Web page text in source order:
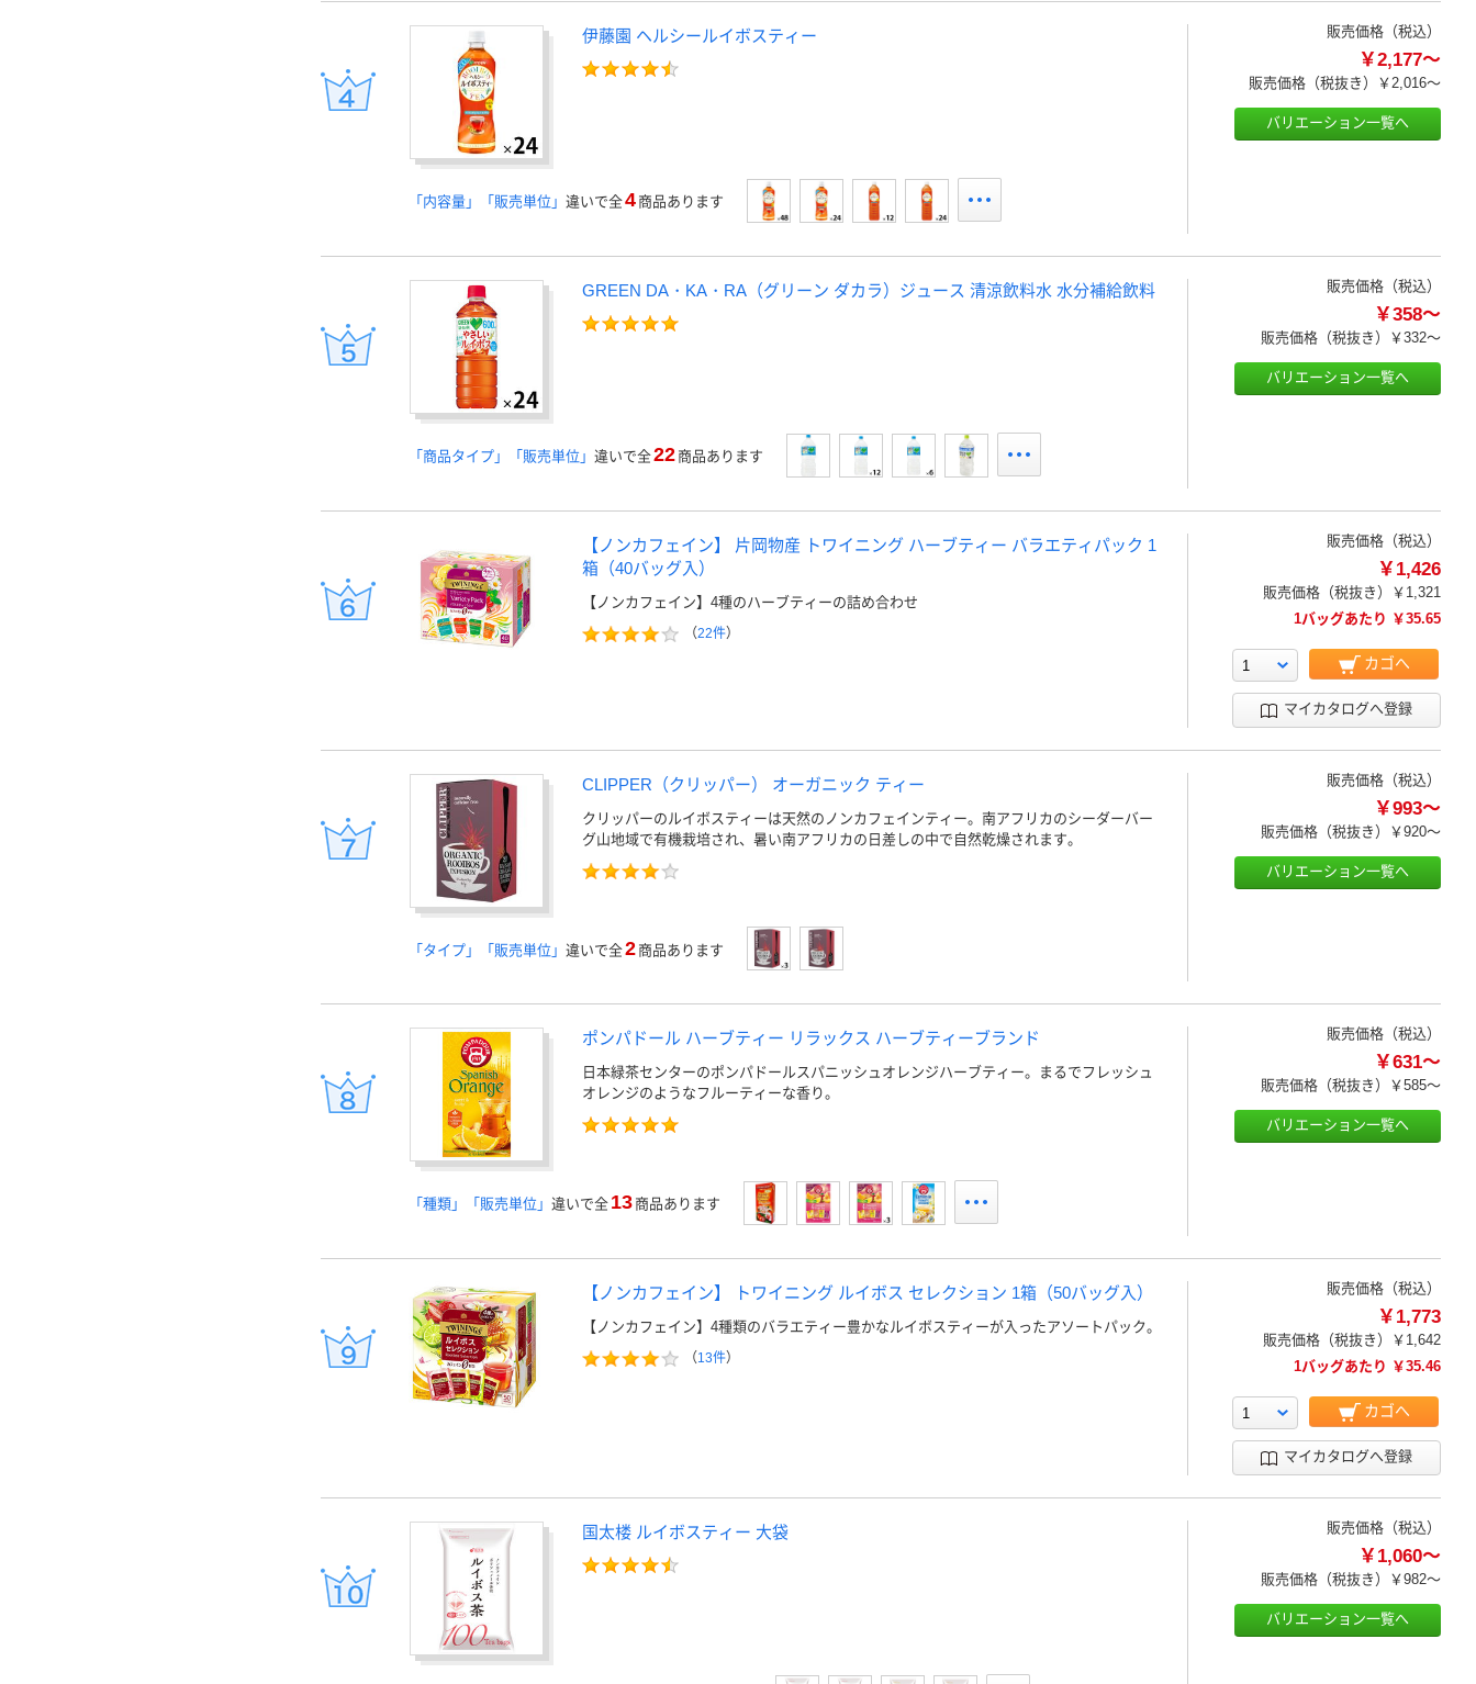
伊藤園 ヘルシールイボスティー
「内容量」「販売単位」 違いで全4 商品あります
販売価格（税込）
￥2,177～
販売価格（税抜き） ￥2,016～
バリエーション一覧へ
GREEN DA・KA・RA（グリーン ダカラ）ジュース 清涼飲料水 水分補給飲料
「商品タイプ」「販売単位」 違いで全22 商品あります
販売価格（税込）
￥358～
販売価格（税抜き） ￥332～
バリエーション一覧へ
【ノンカフェイン】 片岡物産 トワイニング ハーブティー バラエティパック 1
箱（40バッグ入）
【ノンカフェイン】4種のハーブティーの詰め合わせ
（22件）
販売価格（税込）
￥1,426
販売価格（税抜き）
￥1,321
1バッグあたり ￥35.65
カゴへ
マイカタログへ登録
CLIPPER（クリッパー） オーガニック ティー
クリッパーのルイボスティーは天然のノンカフェインティー。南アフリカのシーダーバー
グ山地域で有機栽培され、暑い南アフリカの日差しの中で自然乾燥されます。
「タイプ」「販売単位」 違いで全2 商品あります
販売価格（税込）
￥993～
販売価格（税抜き） ￥920～
バリエーション一覧へ
ポンパドール ハーブティー リラックス ハーブティーブランド
日本緑茶センターのポンパドールスパニッシュオレンジハーブティー。まるでフレッシュ
オレンジのようなフルーティーな香り。
「種類」「販売単位」 違いで全 13 商品あります
販売価格（税込）
￥631～
販売価格（税抜き） ￥585～
バリエーション一覧へ
【ノンカフェイン】 トワイニング ルイボス セレクション 1箱（50バッグ入）
【ノンカフェイン】4種類のバラエティー豊かなルイボスティーが入ったアソートパック。
（13件）
販売価格（税込）
￥1,773
販売価格（税抜き）
￥1,642
1バッグあたり ￥35.46
カゴへ
マイカタログへ登録
国太楼 ルイボスティー 大袋 販売価格（税込）
￥1,060～
販売価格（税抜き） ￥982～
バリエーション一覧へ